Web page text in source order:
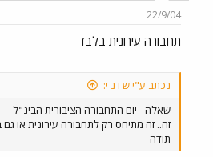
22/9/04
תחבורה עירונית בלבד
נכתב ע"י ש ו נ י:
שאלה - יום התחבורה הציבורית הבינ"ל
זה.. זה מתיחס רק לתחבורה עירונית או גם
תודה